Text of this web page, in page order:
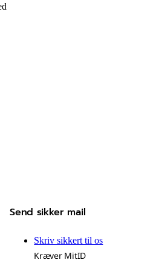
Send sikker mail
Skriv sikkert til os
Kræver MitID